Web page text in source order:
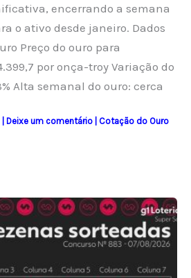
encerrando a semana
o ativo desde janeiro. Dados
Preço do ouro para
por onça-troy Variação do
Alta semanal do ouro: cerca
Deixe um comentário Cotação do Ouro